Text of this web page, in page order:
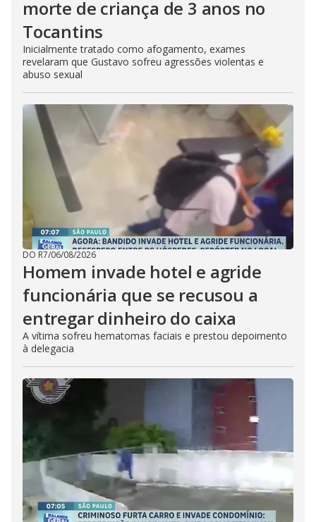
morte de criança de 3 anos no
Tocantins
Inicialmente tratado como afogamento, exames
revelaram que Gustavo sofreu agressões violentas e
abuso sexual
DO R7/06/08/2026
Homem invade hotel e agride
funcionária que se recusou a
entregar dinheiro do caixa
A vítima sofreu hematomas faciais e prestou depoimento
à delegacia